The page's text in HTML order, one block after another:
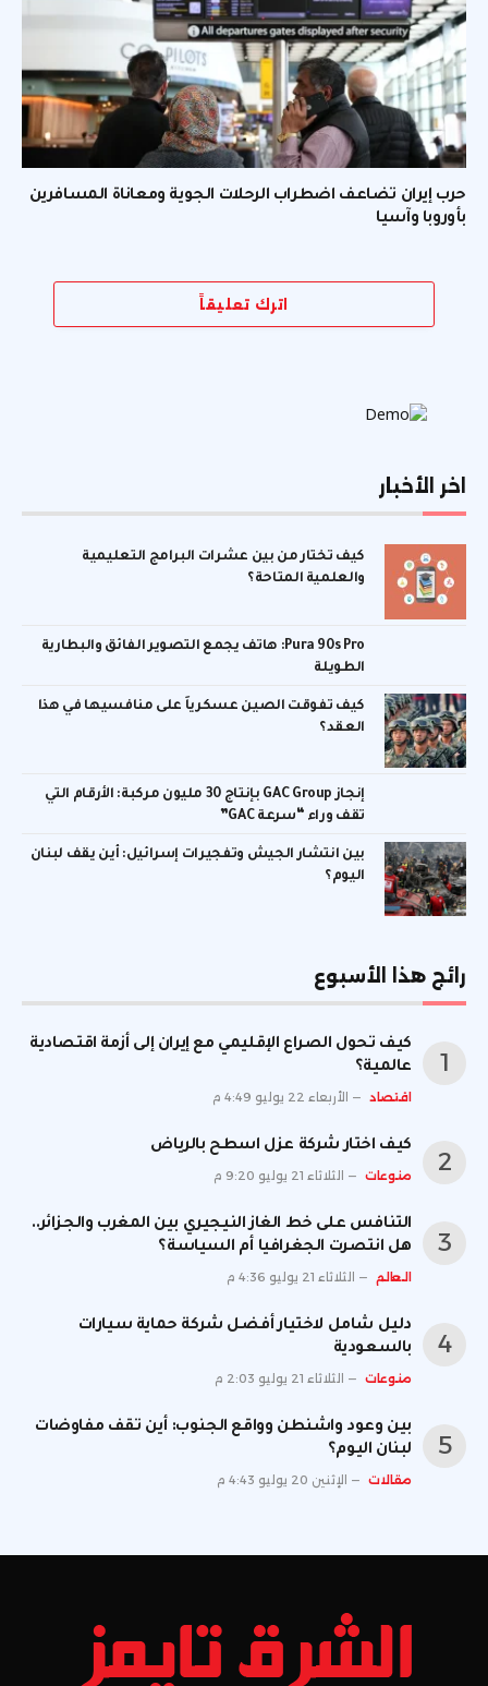
حرب إيران تضاعف اضطراب الرحلات الجوية ومعاناة المسافرين
بأوروبا وآسيا
اترك تعليقاً
اخر الأخبار
كيف تختار من بين عشرات البرامج التعليمية
والعلمية المتاحة؟
Pura 90s Pro: هاتف يجمع التصوير الفائق والبطارية
الطويلة
كيف تفوقت الصين عسكرياً على منافسيها في هذا
العقد؟
إنجاز GAC Group بإنتاج 30 مليون مركبة: الأرقام التي
تقف وراء “سرعة GAC”
بين انتشار الجيش وتفجيرات إسرائيل: أين يقف لبنان
اليوم؟
رائج هذا الأسبوع
كيف تحول الصراع الإقليمي مع إيران إلى أزمة اقتصادية
عالمية؟
اقتصاد الأربعاء 22 يوليو 4:49 م
كيف اختار شركة عزل اسطح بالرياض
منوعات الثلاثاء 21 يوليو 9:20 م
التنافس على خط الغاز النيجيري بين المغرب والجزائر..
هل انتصرت الجغرافيا أم السياسة؟
العالم الثلاثاء 21 يوليو 4:36 م
دليل شامل لاختيار أفضل شركة حماية سيارات
بالسعودية
منوعات الثلاثاء 21 يوليو 2:03 م
بين وعود واشنطن وواقع الجنوب: أين تقف مفاوضات
لبنان اليوم؟
مقالات الإثنين 20 يوليو 4:43 م